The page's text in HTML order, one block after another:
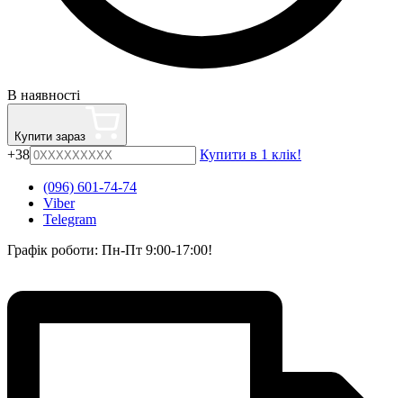
В наявності
Купити зараз
+38 Купити в 1 клік!
(096) 601-74-74
Viber
Telegram
Графік роботи: Пн-Пт 9:00-17:00!